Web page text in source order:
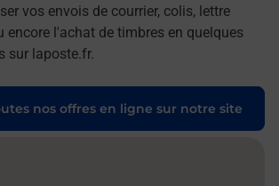
vos envois de courrier, colis, lettre
encore l'achat de timbres en quelques
sur laposte.fr.
nos offres en ligne sur notre site